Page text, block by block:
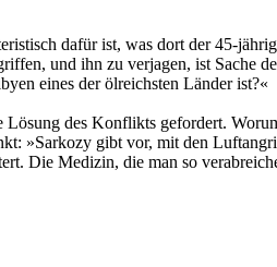
dafür ist, was dort der 45-
und ihn zu verjagen, ist Sache
eines der ölreichsten Länder ist?«
des Konflikts gefordert.
»Sarkozy gibt vor, mit den
Die Medizin, die man so